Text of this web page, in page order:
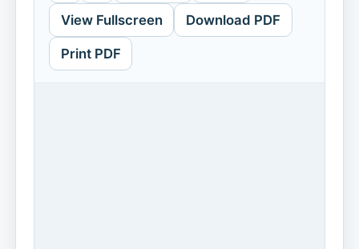
View Fullscreen Download PDF
Print PDF